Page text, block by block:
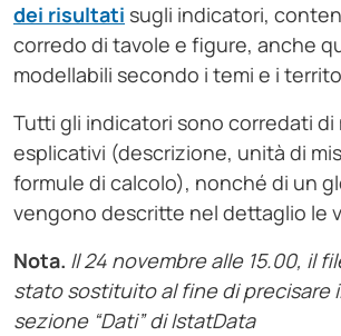
dei risultati sugli indicatori,
corredo di tavole e figure, anche
modellabili secondo i temi e i
Tutti gli indicatori sono corredati di
esplicativi (descrizione, unità di
formule di calcolo), nonché di un
vengono descritte nel dettaglio le
Nota. Il 24 novembre alle 15.00, il
stato sostituito al fine di precisare
sezione “Dati” di IstatData